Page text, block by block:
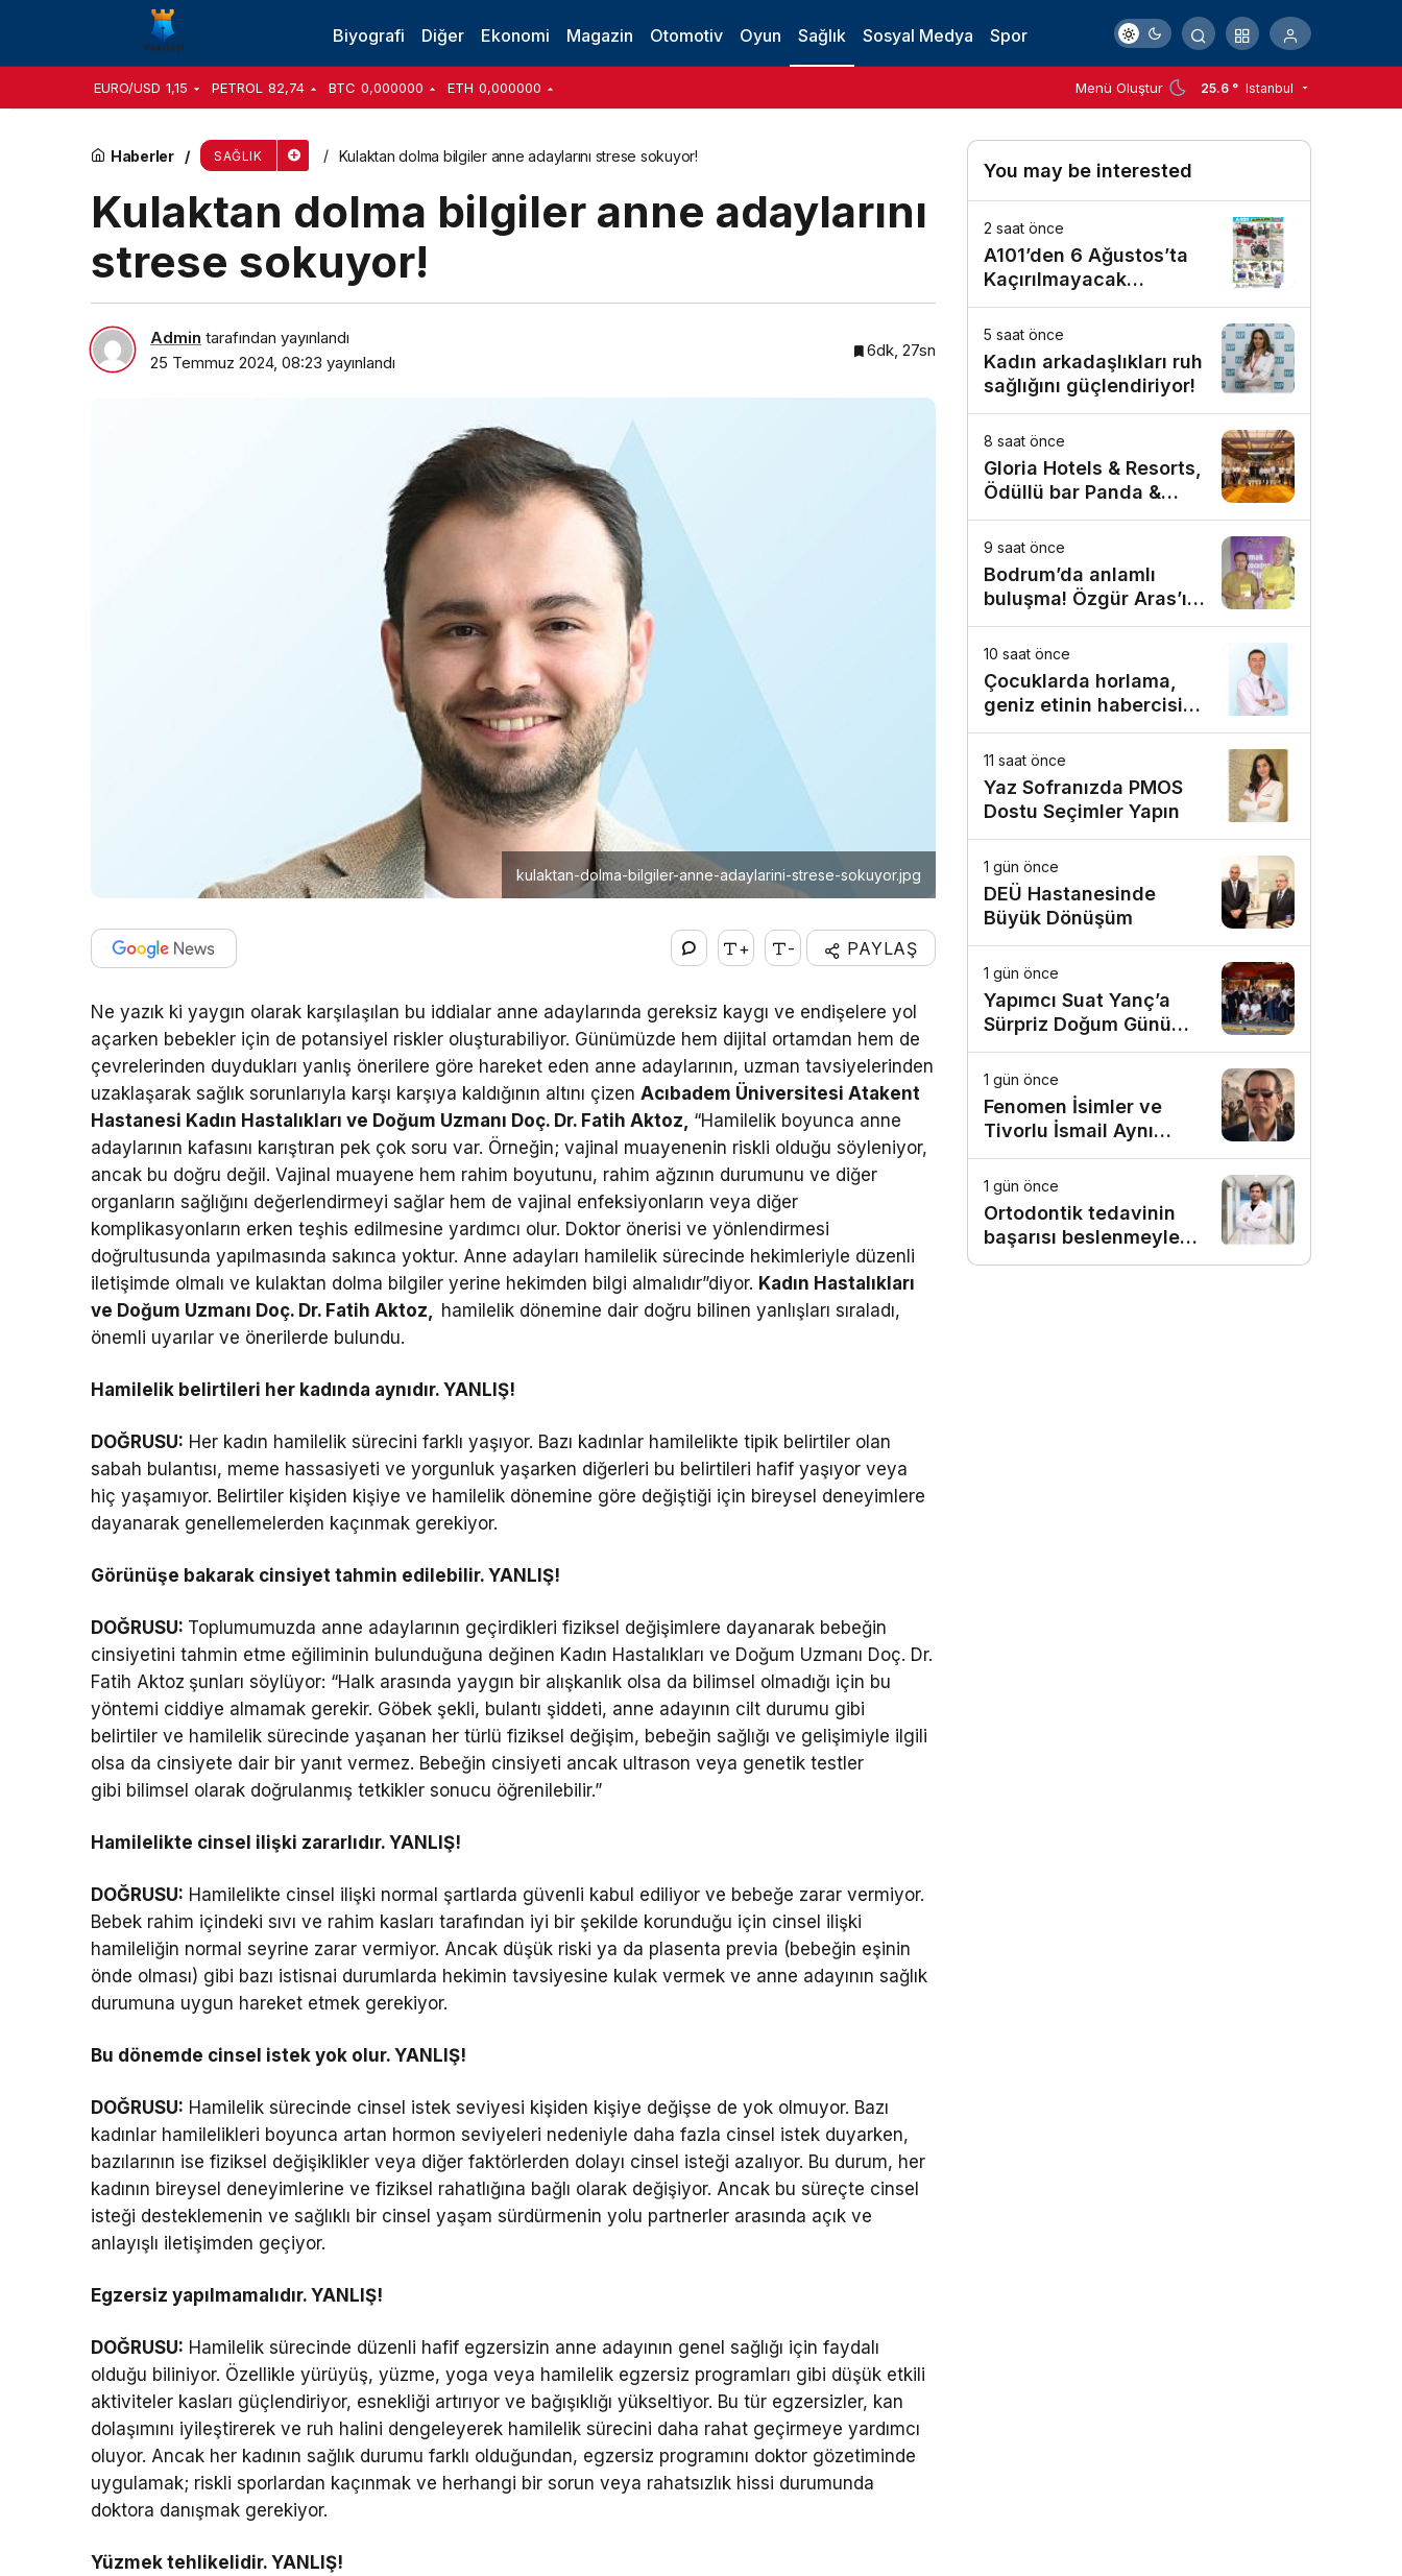
Biyografi Diğer Ekonomi Magazin Otomotiv Oyun Sağlık Sosyal Medya Spor
EURO/USD 1,15 PETROL 82,74 BTC 0,000000 ETH 0,000000 Menü Oluştur 25.6 ° Istanbul
Haberler SAĞLIK Kulaktan dolma bilgiler anne adaylarını strese sokuyor!
Kulaktan dolma bilgiler anne adaylarını
strese sokuyor!
Admin tarafından yayınlandı
25 Temmuz 2024, 08:23 yayınlandı
6dk, 27sn
kulaktan-dolma-bilgiler-anne-adaylarini-strese-sokuyor.jpg
+ - PAYLAŞ
Ne yazık ki yaygın olarak karşılaşılan bu iddialar anne adaylarında gereksiz kaygı ve endişelere yol
açarken bebekler için de potansiyel riskler oluşturabiliyor. Günümüzde hem dijital ortamdan hem de
çevrelerinden duydukları yanlış önerilere göre hareket eden anne adaylarının, uzman tavsiyelerinden
uzaklaşarak sağlık sorunlarıyla karşı karşıya kaldığının altını çizenAcıbadem Üniversitesi Atakent
Hastanesi Kadın Hastalıkları ve Doğum Uzmanı Doç. Dr. Fatih Aktoz, “Hamilelik boyunca anne
adaylarının kafasını karıştıran pek çok soru var. Örneğin; vajinal muayenenin riskli olduğu söyleniyor,
ancak bu doğru değil. Vajinal muayene hem rahim boyutunu, rahim ağzının durumunu ve diğer
organların sağlığını değerlendirmeyi sağlar hem de vajinal enfeksiyonların veya diğer
komplikasyonların erken teşhis edilmesine yardımcı olur. Doktor önerisi ve yönlendirmesi
doğrultusunda yapılmasında sakınca yoktur. Anne adayları hamilelik sürecinde hekimleriyle düzenli
iletişimde olmalı ve kulaktan dolma bilgiler yerine hekimden bilgi almalıdır”diyor. Kadın Hastalıkları
ve Doğum Uzmanı Doç. Dr. Fatih Aktoz, hamilelik dönemine dair doğru bilinen yanlışları sıraladı,
önemli uyarılar ve önerilerde bulundu.
Hamilelik belirtileri her kadında aynıdır. YANLIŞ!
DOĞRUSU: Her kadın hamilelik sürecini farklı yaşıyor. Bazı kadınlar hamilelikte tipik belirtiler olan
sabah bulantısı, meme hassasiyeti ve yorgunluk yaşarken diğerleri bu belirtileri hafif yaşıyor veya
hiç yaşamıyor. Belirtiler kişiden kişiye ve hamilelik dönemine göre değiştiği için bireysel deneyimlere
dayanarak genellemelerden kaçınmak gerekiyor.
Görünüşe bakarak cinsiyet tahmin edilebilir. YANLIŞ!
DOĞRUSU: Toplumumuzda anne adaylarının geçirdikleri fiziksel değişimlere dayanarak bebeğin
cinsiyetini tahmin etme eğiliminin bulunduğuna değinen Kadın Hastalıkları ve Doğum Uzmanı Doç. Dr.
Fatih Aktoz şunları söylüyor: “Halk arasında yaygın bir alışkanlık olsa da bilimsel olmadığı için bu
yöntemi ciddiye almamak gerekir. Göbek şekli, bulantı şiddeti, anne adayının cilt durumu gibi
belirtiler ve hamilelik sürecinde yaşanan her türlü fiziksel değişim, bebeğin sağlığı ve gelişimiyle ilgili
olsa da cinsiyete dair bir yanıt vermez. Bebeğin cinsiyeti ancak ultrason veya genetik testler
gibi bilimsel olarak doğrulanmış tetkikler sonucu öğrenilebilir.”
Hamilelikte cinsel ilişki zararlıdır. YANLIŞ!
DOĞRUSU: Hamilelikte cinsel ilişki normal şartlarda güvenli kabul ediliyor ve bebeğe zarar vermiyor.
Bebek rahim içindeki sıvı ve rahim kasları tarafından iyi bir şekilde korunduğu için cinsel ilişki
hamileliğin normal seyrine zarar vermiyor. Ancak düşük riski ya da plasenta previa (bebeğin eşinin
önde olması) gibi bazı istisnai durumlarda hekimin tavsiyesine kulak vermek ve anne adayının sağlık
durumuna uygun hareket etmek gerekiyor.
Bu dönemde cinsel istek yok olur. YANLIŞ!
DOĞRUSU: Hamilelik sürecinde cinsel istek seviyesi kişiden kişiye değişse de yok olmuyor. Bazı
kadınlar hamilelikleri boyunca artan hormon seviyeleri nedeniyle daha fazla cinsel istek duyarken,
bazılarının ise fiziksel değişiklikler veya diğer faktörlerden dolayı cinsel isteği azalıyor. Bu durum, her
kadının bireysel deneyimlerine ve fiziksel rahatlığına bağlı olarak değişiyor. Ancak bu süreçte cinsel
isteği desteklemenin ve sağlıklı bir cinsel yaşam sürdürmenin yolu partnerler arasında açık ve
anlayışlı iletişimden geçiyor.
Egzersiz yapılmamalıdır. YANLIŞ!
DOĞRUSU: Hamilelik sürecinde düzenli hafif egzersizin anne adayının genel sağlığı için faydalı
olduğu biliniyor. Özellikle yürüyüş, yüzme, yoga veya hamilelik egzersiz programları gibi düşük etkili
aktiviteler kasları güçlendiriyor, esnekliği artırıyor ve bağışıklığı yükseltiyor. Bu tür egzersizler, kan
dolaşımını iyileştirerek ve ruh halini dengeleyerek hamilelik sürecini daha rahat geçirmeye yardımcı
oluyor. Ancak her kadının sağlık durumu farklı olduğundan, egzersiz programını doktor gözetiminde
uygulamak; riskli sporlardan kaçınmak ve herhangi bir sorun veya rahatsızlık hissi durumunda
doktora danışmak gerekiyor.
Yüzmek tehlikelidir. YANLIŞ!
You may be interested
2 saat önce
A101’den 6 Ağustos’ta
Kaçırılmayacak
Motosiklet Fırsatı
5 saat önce
Kadın arkadaşlıkları ruh
sağlığını güçlendiriyor!
8 saat önce
Gloria Hotels & Resorts,
Ödüllü bar Panda &
Sons ile unutulmaz bir
Miksoloji Gecesine İmza
Attı
9 saat önce
Bodrum’da anlamlı
buluşma! Özgür Aras’ın
çok konuşulan kitabı
yeni baskısını Titanic
Luxury Collection
Bodrum’da kutladı
10 saat önce
Çocuklarda horlama,
geniz etinin habercisi
olabilir!
11 saat önce
Yaz Sofranızda PMOS
Dostu Seçimler Yapın
1 gün önce
DEÜ Hastanesinde
Büyük Dönüşüm
1 gün önce
Yapımcı Suat Yanç’a
Sürpriz Doğum Günü
Kutlaması!
1 gün önce
Fenomen İsimler ve
Tivorlu İsmail Aynı
Filmde Buluştu!
!Kozalak Devri! 7
Ağustos’ta Vizyonda
1 gün önce
Ortodontik tedavinin
başarısı beslenmeyle
başlar!
Hamilelikte hormonal değişiklikler ağız sağlığını tehdit ediyor!